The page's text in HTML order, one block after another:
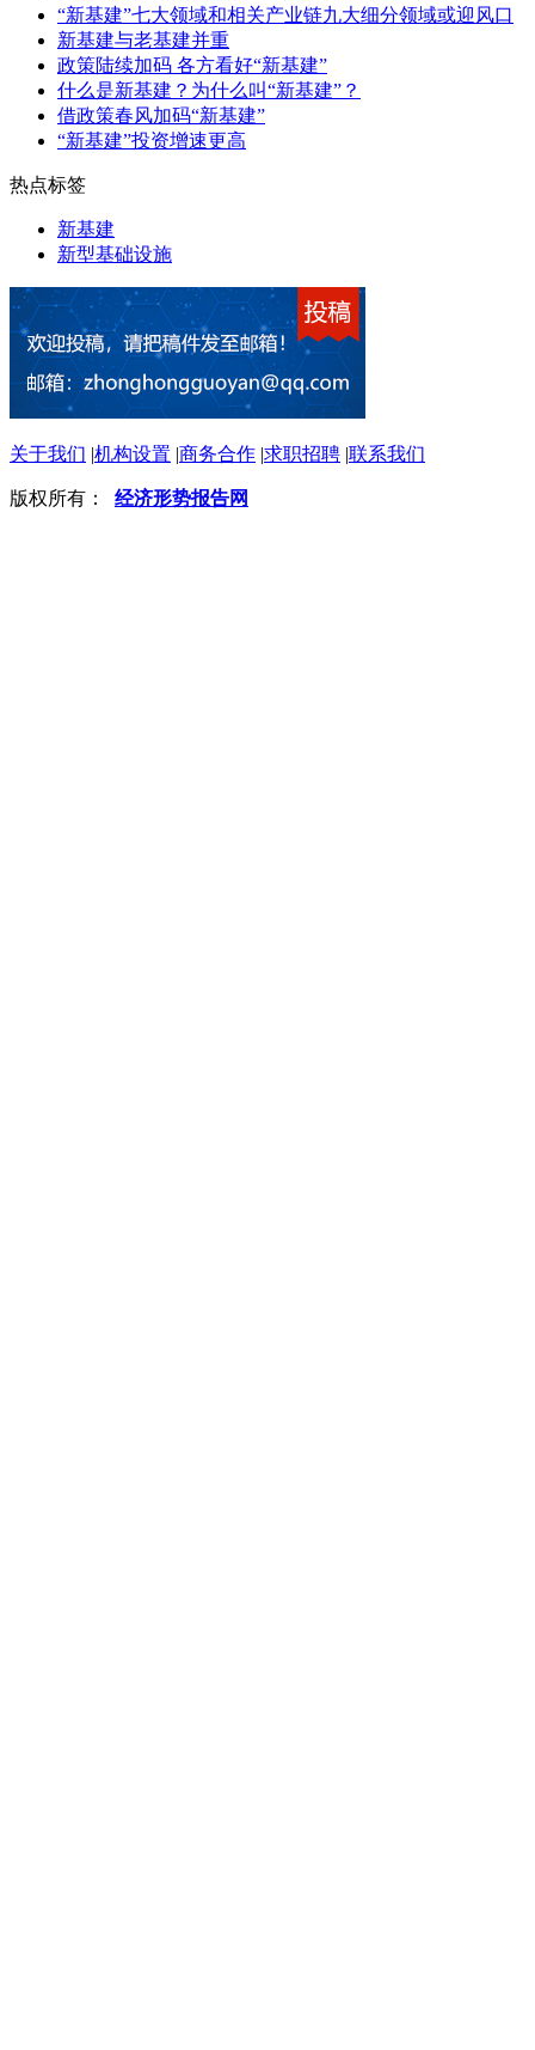
“新基建”七大领域和相关产业链九大细分领域或迎风口
新基建与老基建并重
政策陆续加码 各方看好“新基建”
什么是新基建？为什么叫“新基建”？
借政策春风加码“新基建”
“新基建”投资增速更高
热点标签
新基建
新型基础设施
关于我们 |机构设置 |商务合作 |求职招聘 |联系我们
版权所有： 经济形势报告网